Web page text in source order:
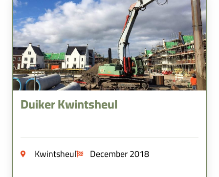
Duiker Kwintsheul
Kwintsheul December 2018